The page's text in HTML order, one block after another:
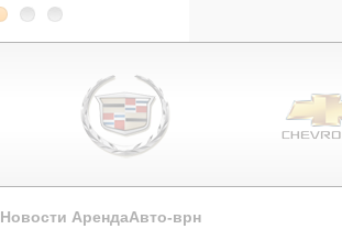
Новости АрендаАвто-врн